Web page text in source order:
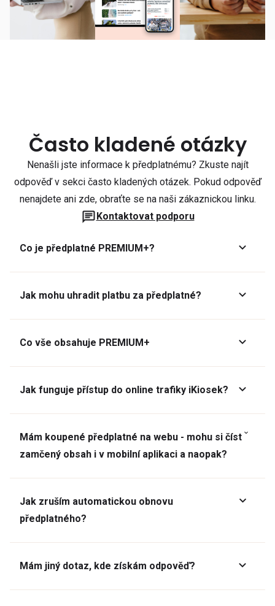
Často kladené otázky
Nenašli jste informace k předplatnému? Zkuste najít
odpověď v sekci často kladených otázek. Pokud odpověď
nenajdete ani zde, obraťte se na naši zákaznickou linku.
Kontaktovat podporu
Co je předplatné PREMIUM+?
Jak mohu uhradit platbu za předplatné?
Co vše obsahuje PREMIUM+
Jak funguje přístup do online trafiky iKiosek?
Mám koupené předplatné na webu - mohu si číst
zamčený obsah i v mobilní aplikaci a naopak?
Jak zruším automatickou obnovu
předplatného?
Mám jiný dotaz, kde získám odpověď?